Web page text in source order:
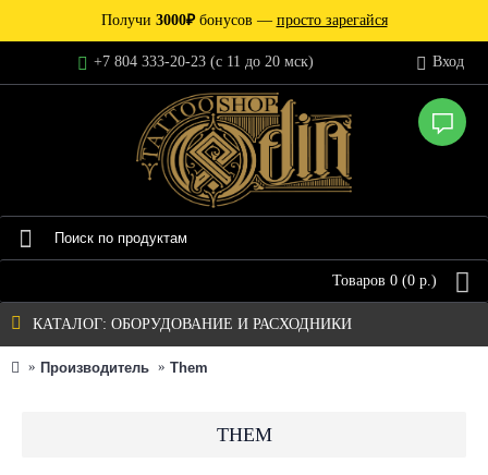
Получи 3000₽бонусов — просто зарегайся
+7 804 333-20-23 (c 11 до 20 мск) Вход
Товаров 0 (0 р.)
КАТАЛОГ: ОБОРУДОВАНИЕ И РАСХОДНИКИ
Производитель Them
THEM